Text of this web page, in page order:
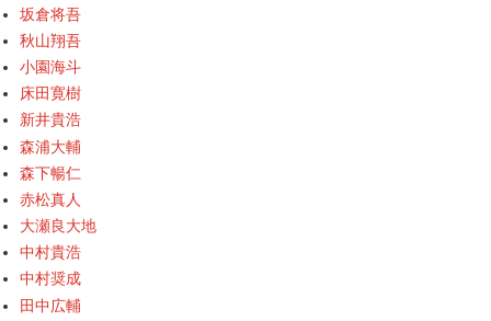
坂倉将吾
秋山翔吾
小園海斗
床田寛樹
新井貴浩
森浦大輔
森下暢仁
赤松真人
大瀬良大地
中村貴浩
中村奨成
田中広輔